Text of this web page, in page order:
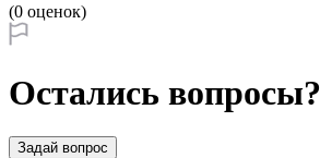
(0 оценок)
Остались вопросы?
Задай вопрос